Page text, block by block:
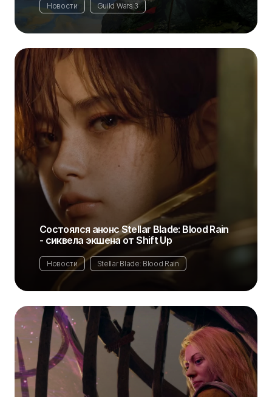
Новости Guild Wars 3
Состоялся анонс Stellar Blade: Blood Rain
- сиквела экшена от Shift Up
Новости Stellar Blade: Blood Rain